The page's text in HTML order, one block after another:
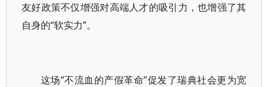
友好政策不仅增强对高端人才的吸引力，也增强了其
自身的“软实力”。
这场“不流血的产假革命”促发了瑞典社会更为宽